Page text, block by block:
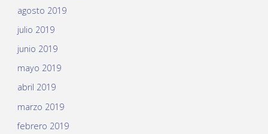
agosto 2019
julio 2019
junio 2019
mayo 2019
abril 2019
marzo 2019
febrero 2019